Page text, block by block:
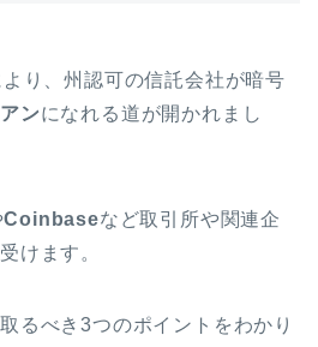
り、州認可の信託会社が暗号
ンになれる道が開かれまし
Coinbaseなど取引所や関連企
けます。
るべき3つのポイントをわかり